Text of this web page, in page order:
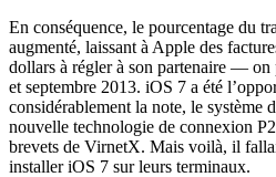
En conséquence, le pourcentage du
augmenté, laissant à Apple des
dollars à régler à son partenaire —
et septembre 2013. iOS 7 a été
considérablement la note, le système
nouvelle technologie de connexion
brevets de VirnetX. Mais voilà, il
installer iOS 7 sur leurs terminaux.